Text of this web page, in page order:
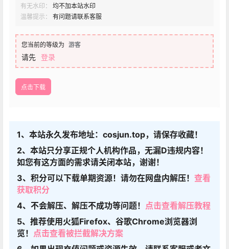
有无水印：
均不加本站水印
温馨提示：
有问题请联系客服
您当前的等级为 游客
请先 登录
点击下载
1、本站永久发布地址：cosjun.top，请保存收藏！
2、本站只分享正规个人机构作品，无漏D违规内容！
如您有这方面的需求请关闭本站，谢谢！
3、积分可以下载单期资源！请勿在网盘内解压！ 查看
获取积分
4、不会解压、解压不成功等问题！ 点击查看解压教程
5、推荐使用火狐Firefox、谷歌Chrome浏览器浏
览！ 点击查看被拦截解决方案